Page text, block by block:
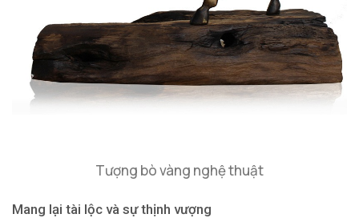
Tượng bò vàng nghệ thuật
Mang lại tài lộc và sự thịnh vượng